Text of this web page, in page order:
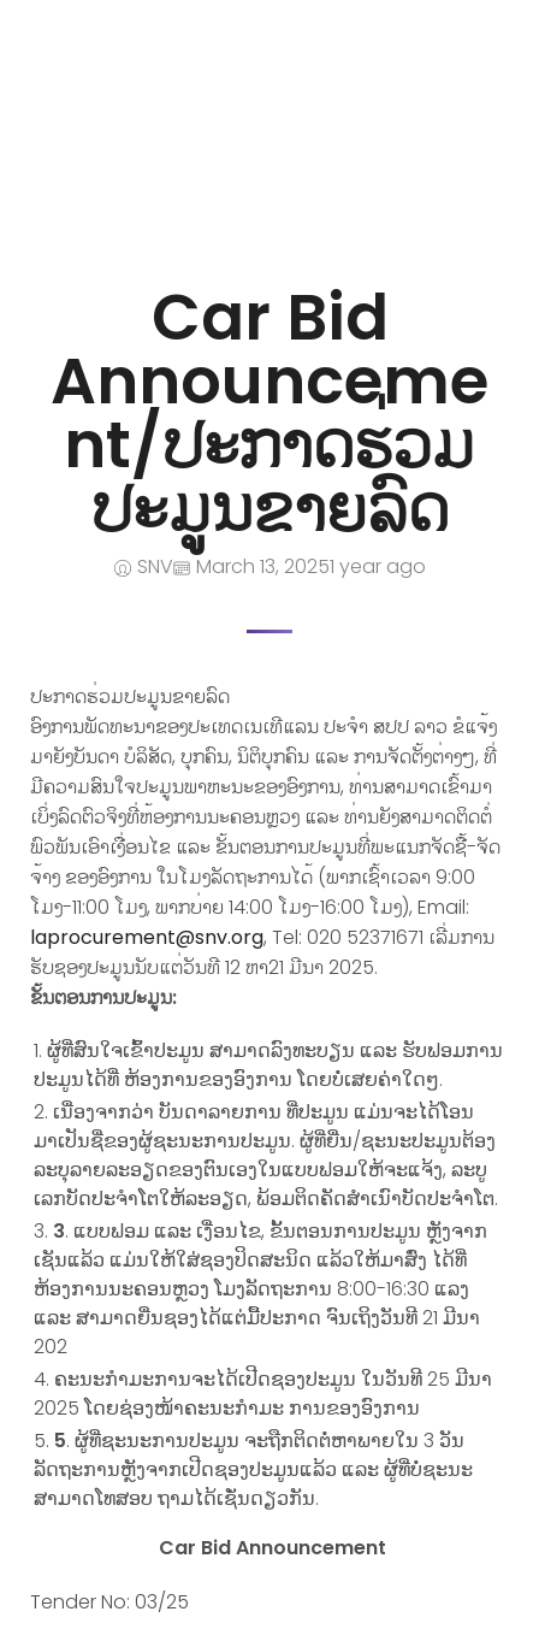
Car Bid
Announceme
nt/ປະກາດຮ່ວມ
ປະມູນຂາຍລົດ
SNV March 13, 20251 year ago
ປະກາດຮ່ວມປະມູນຂາຍລົດ
ອົງການພັດທະນາຂອງປະເທດເນເທີແລນ ປະຈຳ ສປປ ລາວ ຂໍແຈ້ງ
ມາຍັງບັນດາ ບໍລິສັດ, ບຸກຄົນ, ນິຕິບຸກຄົນ ແລະ ການຈັດຕັ້ງຕ່າງໆ, ທີ່
ມີຄວາມສົນໃຈປະມູນພາຫະນະຂອງອົງການ, ທ່ານສາມາດເຂົ້າມາ
ເບິ່ງລົດຕົວຈິງທີ່ຫ້ອງການນະຄອນຫຼວງ ແລະ ທ່ານຍັງສາມາດຕິດຕໍ່
ພົວພັນເອົາເງື່ອນໄຂ ແລະ ຂັ້ນຕອນການປະມູນທີ່ພະແນກຈັດຊື້-ຈັດ
ຈ້າງ ຂອງອົງການ ໃນໂມງລັດຖະການໄດ້ (ພາກເຊົ້າເວລາ 9:00
ໂມງ-11:00 ໂມງ, ພາກບ່າຍ 14:00 ໂມງ-16:00 ໂມງ), Email:
laprocurement@snv.org, Tel: 020 52371671 ເລີ່ມການ
ຮັບຊອງປະມູນນັບແຕ່ວັນທີ 12 ຫາ21 ມີນາ 2025.
ຂັ້ນຕອນການປະມູນ:
ຜູ້ທີ່ສົນໃຈເຂົ້າປະມູນ ສາມາດລົງທະບຽນ ແລະ ຮັບຟອມການ
ປະມູນໄດ້ທີ່ ຫ້ອງການຂອງອົງການ ໂດຍບໍ່ເສຍຄ່າໃດໆ.
ເນື່ອງຈາກວ່າ ບັນດາລາຍການ ທີ່ປະມູນ ແມ່ນຈະໄດ້ໂອນ
ມາເປັນຊື່ຂອງຜູ້ຊະນະການປະມູນ. ຜູ້ທີ່ຍື່ນ/ຊະນະປະມູນຕ້ອງ
ລະບຸລາຍລະອຽດຂອງຕົນເອງໃນແບບຟອມໃຫ້ຈະແຈ້ງ, ລະບູ
ເລກບັດປະຈຳໂຕໃຫ້ລະອຽດ, ພ້ອມຕິດຄັດສຳເນົາບັດປະຈໍາໂຕ.
3. ແບບຟອມ ແລະ ເງື່ອນໄຂ, ຂັ້ນຕອນການປະມູນ ຫຼັງຈາກ
ເຊັນແລ້ວ ແມ່ນໃຫ້ໃສ່ຊອງປິດສະນິດ ແລ້ວໃຫ້ມາສົ່ງ ໄດ້ທີ່
ຫ້ອງການນະຄອນຫຼວງ ໂມງລັດຖະການ 8:00-16:30 ແລງ
ແລະ ສາມາດຍື່ນຊອງໄດ້ແຕ່ມື້ປະກາດ ຈົນເຖິງວັນທີ 21 ມີນາ
202
ຄະນະກຳມະການຈະໄດ້ເປີດຊອງປະມູນ ໃນວັນທີ 25 ມີນາ
2025 ໂດຍຊ່ອງໜ້າຄະນະກຳມະ ການຂອງອົງການ
5. ຜູ້ທີ່ຊະນະການປະມູນ ຈະຖືກຕິດຕໍ່ຫາພາຍໃນ 3 ວັນ
ລັດຖະການຫຼັງຈາກເປີດຊອງປະມູນແລ້ວ ແລະ ຜູ້ທີ່ບໍ່ຊະນະ
ສາມາດໂທສອບ ຖາມໄດ້ເຊັ່ນດຽວກັນ.
Car Bid Announcement
Tender No: 03/25